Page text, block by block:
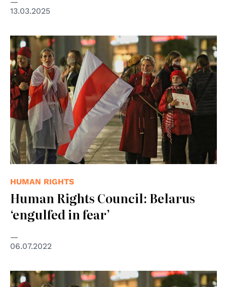
13.03.2025
© Presseservice Rathenow
HUMAN RIGHTS
Human Rights Council: Belarus
‘engulfed in fear’
06.07.2022
© Presseservice Rathenow